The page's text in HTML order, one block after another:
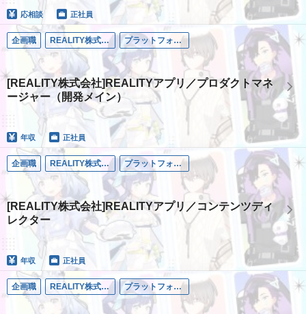
応相談 正社員
企画職 REALITY株式会社 プラットフォーム事業
[REALITY株式会社]REALITYアプリ／プロダクトマネ
ージャー（開発メイン）
年収 正社員
企画職 REALITY株式会社 プラットフォーム事業
[REALITY株式会社]REALITYアプリ／コンテンツディ
レクター
年収 正社員
企画職 REALITY株式会社 プラットフォーム事業